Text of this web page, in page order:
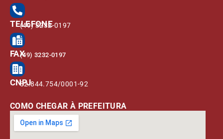
TELEFONE
(49) 3232-0197
FAX(49) 3232-0197
CNPJ82.844.754/0001-92
COMO CHEGAR À PREFEITURA